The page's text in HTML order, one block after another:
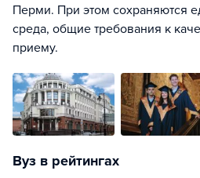
Перми. При этом сохраняются
среда, общие требования к
приему.
Вуз в рейтингах